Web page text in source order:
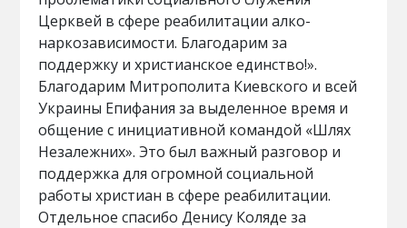
Церквей в сфере реабилитации алко-
наркозависимости. Благодарим за
поддержку и христианское единство!».
Благодарим Митрополита Киевского и всей
Украины Епифания за выделенное время и
общение с инициативной командой «Шлях
Незалежних». Это был важный разговор и
поддержка для огромной социальной
работы христиан в сфере реабилитации.
Отдельное спасибо Денису Коляде за